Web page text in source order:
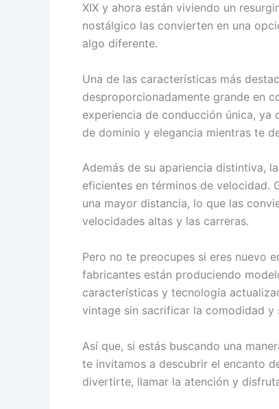
XIX y ahora están viviendo un
nostálgico las convierten en una
algo diferente.
Una de las características más
desproporcionadamente grande en
experiencia de conducción única, ya
de dominio y elegancia mientras te
Además de su apariencia distintiva,
eficientes en términos de velocidad.
una mayor distancia, lo que las
velocidades altas y las carreras.
Pero no te preocupes si eres nuevo
fabricantes están produciendo
características y tecnología
vintage sin sacrificar la comodidad y
Así que, si estás buscando una
te invitamos a descubrir el encanto
divertirte, llamar la atención y